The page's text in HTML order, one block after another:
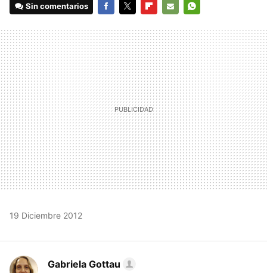
Sin comentarios
MAIL
19 Diciembre 2012
Gabriela Gottau